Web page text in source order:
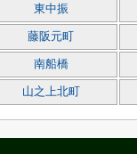
東中振
藤阪元町
南船橋
山之上北町